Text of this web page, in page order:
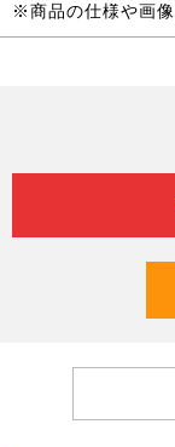
※商品の仕様や画像